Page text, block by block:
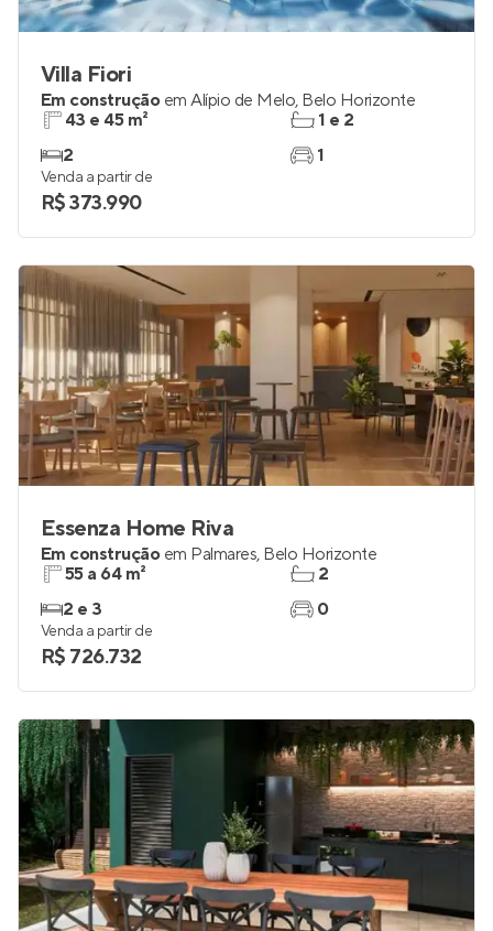
Villa Fiori
Em construção em Alípio de Melo, Belo Horizonte
43 e 45 m²
2
1 e 2
1
Venda a partir de
R$ 373.990
Essenza Home Riva
Em construção em Palmares, Belo Horizonte
55 a 64 m²
2 e 3
2
0
Venda a partir de
R$ 726.732